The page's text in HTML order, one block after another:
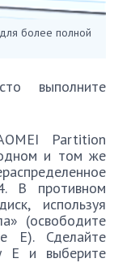
более полной
выполните
Partition
и том же
В противном
используя
(освободите
E). Сделайте
E и выберите